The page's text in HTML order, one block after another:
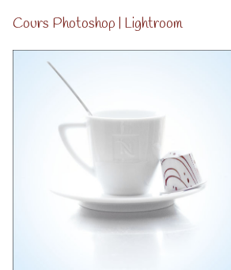
Cours Photoshop | Lightroom